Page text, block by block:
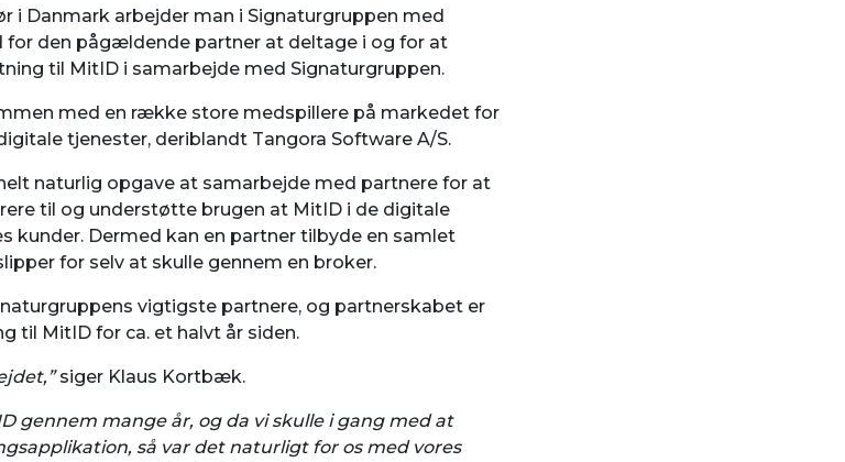
i Danmark arbejder man i Signaturgruppen med
for den pågældende partner at deltage i og for at
til MitID i samarbejde med Signaturgruppen.
med en række store medspillere på markedet for
tjenester, deriblandt Tangora Software A/S.
naturlig opgave at samarbejde med partnere for at
til og understøtte brugen at MitID i de digitale
kunder. Dermed kan en partner tilbyde en samlet
for selv at skulle gennem en broker.
vigtigste partnere, og partnerskabet er
til MitID for ca. et halvt år siden.
siger Klaus Kortbæk.
gennem mange år, og da vi skulle i gang med at
så var det naturligt for os med vores